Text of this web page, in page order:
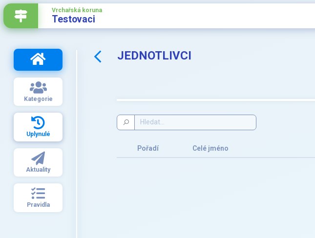
Vrchařská koruna
Testovaci
Kategorie
Uplynulé
Aktuality
Pravidla
JEDNOTLIVCI
Pořadí Celé jméno